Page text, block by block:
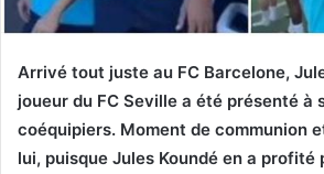
Arrivé tout juste au FC Barcelone,
joueur du FC Seville a été présenté à
coéquipiers. Moment de communion
lui, puisque Jules Koundé en a profité